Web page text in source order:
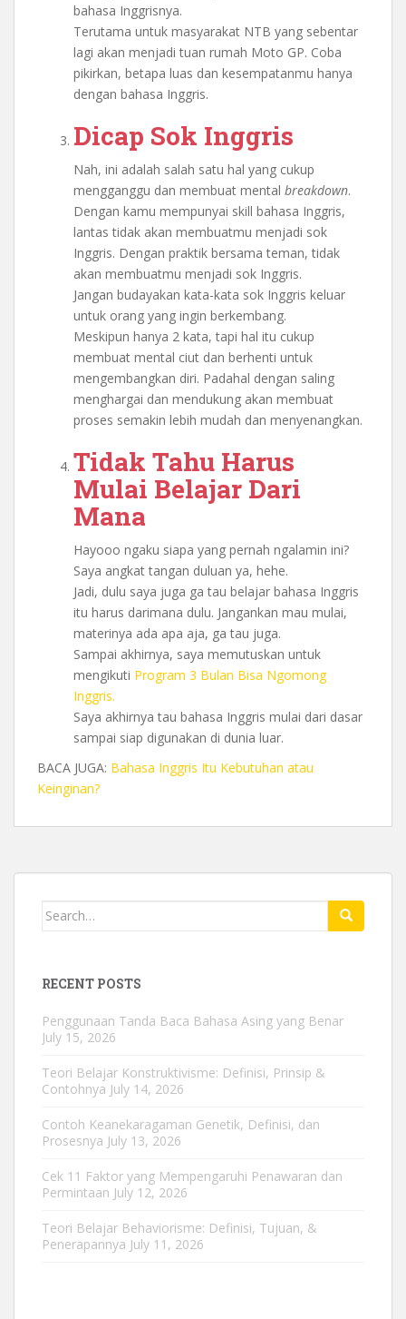
bahasa Inggrisnya.
Terutama untuk masyarakat NTB yang sebentar
lagi akan menjadi tuan rumah Moto GP. Coba
pikirkan, betapa luas dan kesempatanmu hanya
dengan bahasa Inggris.
Dicap Sok Inggris
Nah, ini adalah salah satu hal yang cukup
mengganggu dan membuat mental breakdown.
Dengan kamu mempunyai skill bahasa Inggris,
lantas tidak akan membuatmu menjadi sok
Inggris. Dengan praktik bersama teman, tidak
akan membuatmu menjadi sok Inggris.
Jangan budayakan kata-kata sok Inggris keluar
untuk orang yang ingin berkembang.
Meskipun hanya 2 kata, tapi hal itu cukup
membuat mental ciut dan berhenti untuk
mengembangkan diri. Padahal dengan saling
menghargai dan mendukung akan membuat
proses semakin lebih mudah dan menyenangkan.
Tidak Tahu Harus
Mulai Belajar Dari
Mana
Hayooo ngaku siapa yang pernah ngalamin ini?
Saya angkat tangan duluan ya, hehe.
Jadi, dulu saya juga ga tau belajar bahasa Inggris
itu harus darimana dulu. Jangankan mau mulai,
materinya ada apa aja, ga tau juga.
Sampai akhirnya, saya memutuskan untuk
mengikuti Program 3 Bulan Bisa Ngomong
Inggris.
Saya akhirnya tau bahasa Inggris mulai dari dasar
sampai siap digunakan di dunia luar.
BACA JUGA: Bahasa Inggris Itu Kebutuhan atau
Keinginan?
Search
RECENT POSTS
Penggunaan Tanda Baca Bahasa Asing yang Benar
July 15, 2026
Teori Belajar Konstruktivisme: Definisi, Prinsip &
Contohnya July 14, 2026
Contoh Keanekaragaman Genetik, Definisi, dan
Prosesnya July 13, 2026
Cek 11 Faktor yang Mempengaruhi Penawaran dan
Permintaan July 12, 2026
Teori Belajar Behaviorisme: Definisi, Tujuan, &
Penerapannya July 11, 2026